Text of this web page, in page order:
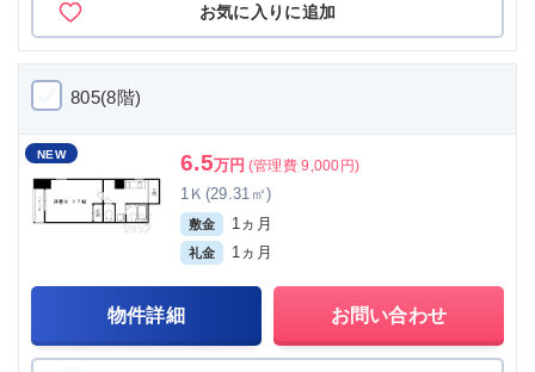
お気に入りに追加
805(8階)
NEW 6.5万円 (管理費 9,000円)
1Ｋ(29.31㎡)
敷金 1ヵ月
礼金 1ヵ月
物件詳細 お問い合わせ